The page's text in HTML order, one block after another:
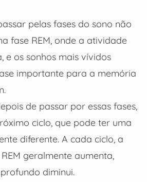
pelas fases do sono não
fase REM, onde a atividade
e os sonhos mais vívidos
importante para a memória
de passar por essas fases,
ciclo, que pode ter uma
diferente. A cada ciclo, a
geralmente aumenta,
diminui.